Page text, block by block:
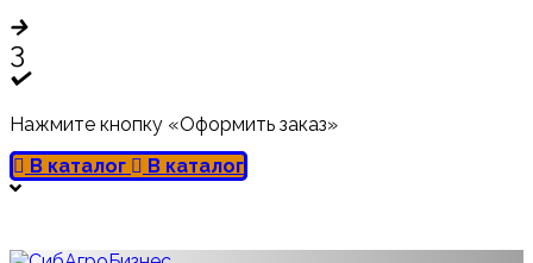
3
Нажмите кнопку «Оформить заказ»
В каталог
В каталог